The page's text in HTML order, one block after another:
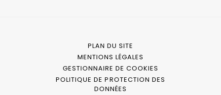
PLAN DU SITE
MENTIONS LÉGALES
GESTIONNAIRE DE COOKIES
POLITIQUE DE PROTECTION DES
DONNÉES